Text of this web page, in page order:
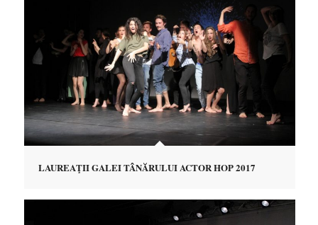
LAUREAŢII GALEI TÂNĂRULUI ACTOR HOP 2017